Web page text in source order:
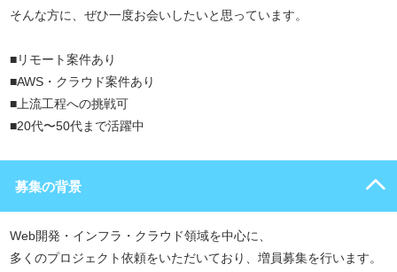
そんな方に、ぜひ一度お会いしたいと思っています。
■リモート案件あり
■AWS・クラウド案件あり
■上流工程への挑戦可
■20代〜50代まで活躍中
募集の背景
Web開発・インフラ・クラウド領域を中心に、
多くのプロジェクト依頼をいただいており、増員募集を行います。